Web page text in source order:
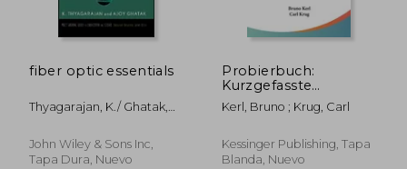
dcto. $
fiber optic essentials
Thyagarajan, K./ Ghatak,
John Wiley & Sons Inc,
Tapa Dura, Nuevo
Probierbuch:
Kurzgefasste
Anleitung Zur
Untersuchung Von
Huttenprodukten
(1908) (en Alemán)
Kerl, Bruno ; Krug, Carl
Kessinger Publishing, Tapa
Blanda, Nuevo